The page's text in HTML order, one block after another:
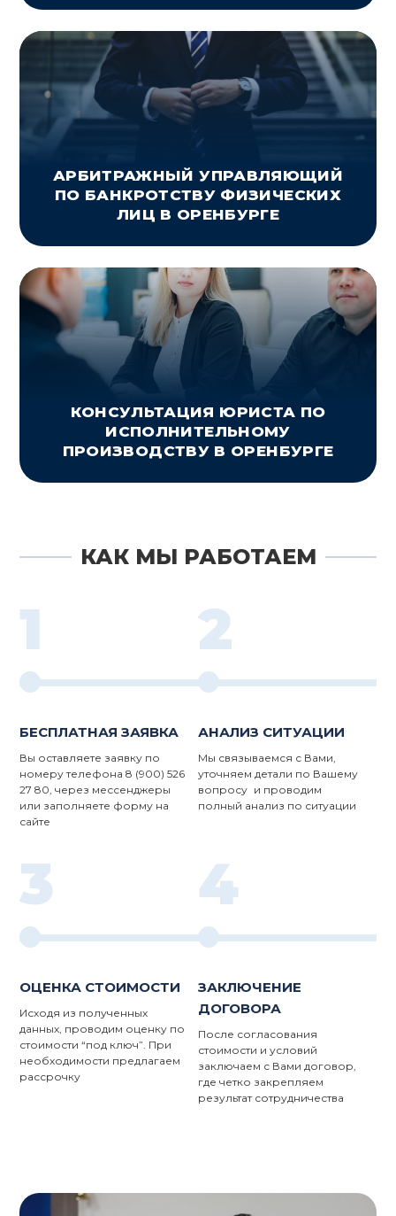
АРБИТРАЖНЫЙ УПРАВЛЯЮЩИЙ
ПО БАНКРОТСТВУ ФИЗИЧЕСКИХ
ЛИЦ В ОРЕНБУРГЕ
КОНСУЛЬТАЦИЯ ЮРИСТА ПО
ИСПОЛНИТЕЛЬНОМУ
ПРОИЗВОДСТВУ В ОРЕНБУРГЕ
КАК МЫ РАБОТАЕМ
1
БЕСПЛАТНАЯ ЗАЯВКА
Вы оставляете заявку по
номеру телефона 8 (900) 526
27 80, через мессенджеры
или заполняете форму на
сайте
2
АНАЛИЗ СИТУАЦИИ
Мы связываемся с Вами,
уточняем детали по Вашему
вопросу и проводим
полный анализ по ситуации
3
ОЦЕНКА СТОИМОСТИ
Исходя из полученных
данных, проводим оценку по
стоимости “под ключ”. При
необходимости предлагаем
рассрочку
4
ЗАКЛЮЧЕНИЕ
ДОГОВОРА
После согласования
стоимости и условий
заключаем с Вами договор,
где четко закрепляем
результат сотрудничества